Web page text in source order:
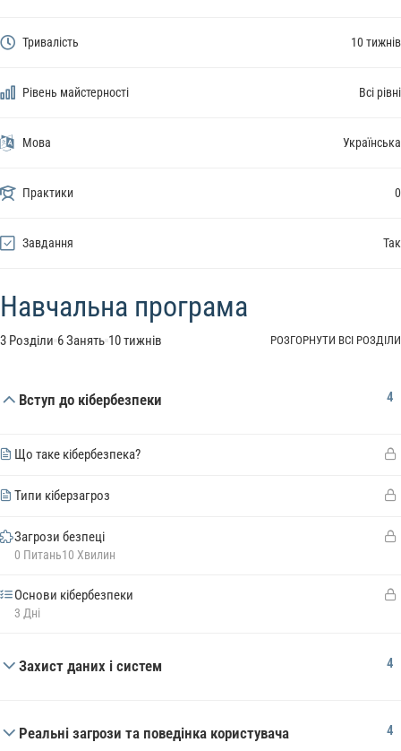
Тривалість 10 тижнів
Рівень майстерності Всі рівні
Мова Українська
Практики 0
Завдання Так
Навчальна програма
3 Розділи 6 Занять 10 тижнів РОЗГОРНУТИ ВСІ РОЗДІЛИ
Вступ до кібербезпеки 4
Що таке кібербезпека?
Типи кіберзагроз
Загрози безпеці
10 Хвилин
0 Питань
Основи кібербезпеки
3 Дні
Захист даних і систем 4
Реальні загрози та поведінка користувача 4